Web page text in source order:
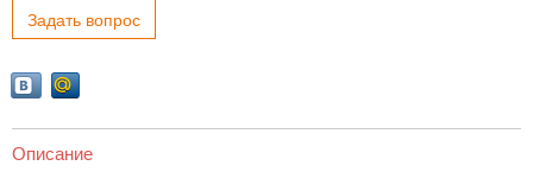
Задать вопрос
Описание